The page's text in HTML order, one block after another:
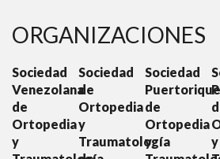
ORGANIZACIONES
Sociedad
de
Ortopedia
y
Traumatología
Sociedad
Puertoriqueña
de
Ortopedia
y
Sociedad
Paraguaya
de
Ortopedia
y